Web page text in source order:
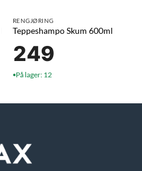
RENGJØRING
Teppeshampo Skum 600ml
249
●På lager: 12